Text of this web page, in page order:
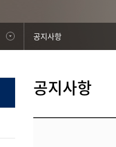
공지사항
공지사항